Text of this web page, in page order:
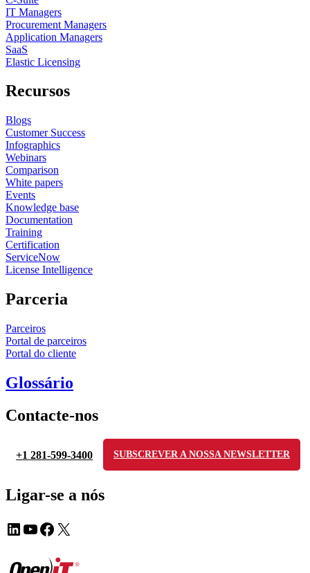
IT Managers
Procurement Managers
Application Managers
SaaS
Elastic Licensing
Recursos
Blogs
Customer Success
Infographics
Webinars
Comparison
White papers
Events
Knowledge base
Documentation
Training
Certification
ServiceNow
License Intelligence
Parceria
Parceiros
Portal de parceiros
Portal do cliente
Glossário
Contacte-nos
+1 281-599-3400 SUBSCREVER A NOSSA NEWSLETTER
Ligar-se a nós